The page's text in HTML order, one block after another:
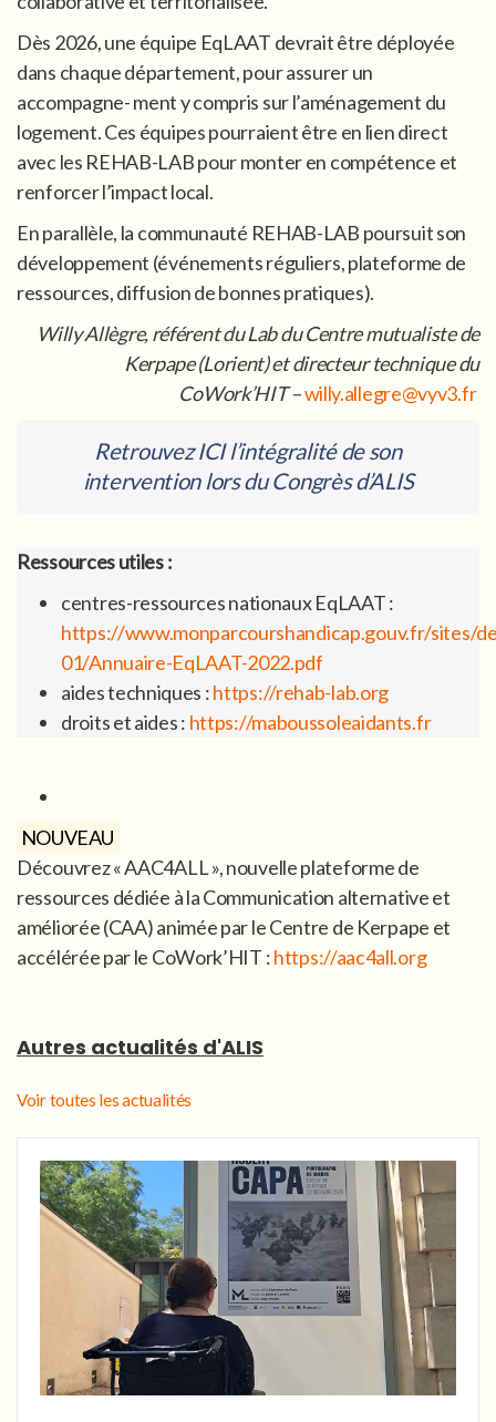
Dès 2026, une équipe EqLAAT devrait être déployée
dans chaque département, pour assurer un
accompagne- ment y compris sur l’aménagement du
logement. Ces équipes pourraient être en lien direct
avec les REHAB-LAB pour monter en compétence et
renforcer l’impact local.
En parallèle, la communauté REHAB-LAB poursuit son
développement (événements réguliers, plateforme de
ressources, diffusion de bonnes pratiques).
Willy Allègre, référent du Lab du Centre mutualiste de
Kerpape (Lorient) et directeur technique du
CoWork’HIT –willy.allegre@vyv3.fr
Retrouvez ICI l’intégralité de son
intervention lors du Congrès d’ALIS
Ressources utiles :
centres-ressources nationaux EqLAAT :
https://www.monparcourshandicap.gouv.fr/sites/
01/Annuaire-EqLAAT-2022.pdf
aides techniques :https://rehab-lab.org
droits et aides : https://maboussoleaidants.fr
NOUVEAU
Découvrez « AAC4ALL », nouvelle plateforme de
ressources dédiée à la Communication alternative et
améliorée (CAA) animée par le Centre de Kerpape et
accélérée par le CoWork’HIT :https://aac4all.org
Autres actualités d'ALIS
Voir toutes les actualités